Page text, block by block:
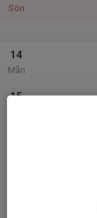
Sön
14
Mån
15